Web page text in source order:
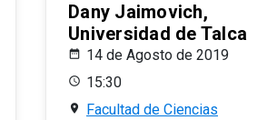
Dany Jaimovich,
Universidad de Talca
14 de Agosto de 2019
15:30
Facultad de Ciencias